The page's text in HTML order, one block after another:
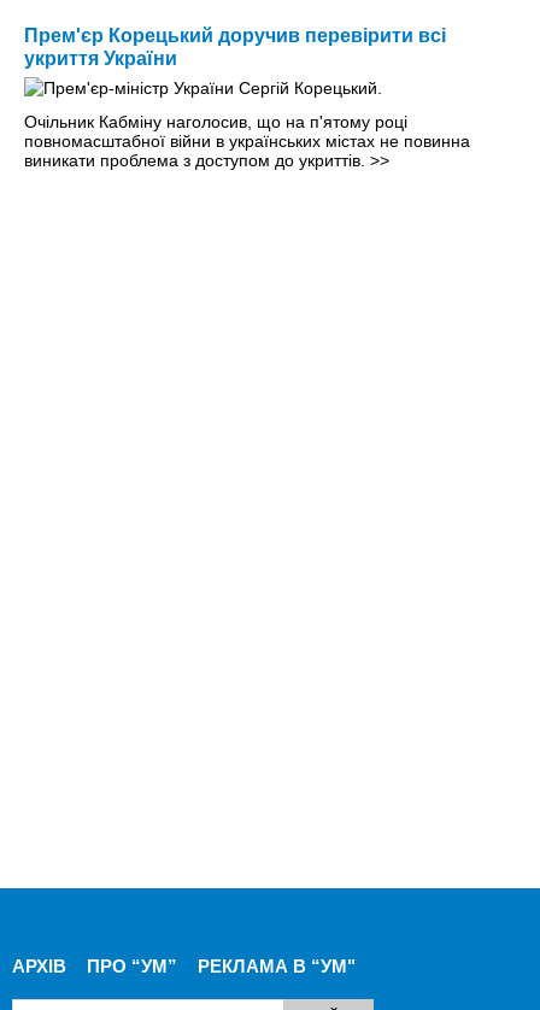
Прем'єр Корецький доручив перевірити всі
укриття України
Очільник Кабміну наголосив, що на п'ятому році
повномасштабної війни в українських містах не повинна
виникати проблема з доступом до укриттів. >>
АРХІВ ПРО “УМ” РЕКЛАМА В “УМ"